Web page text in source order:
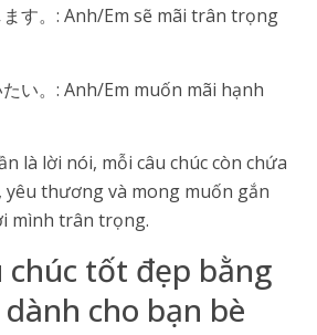
ます。: Anh/Em sẽ mãi trân trọng
い。: Anh/Em muốn mãi hạnh
là lời nói, mỗi câu chúc còn chứa
thương và mong muốn gắn
mình trân trọng.
chúc tốt đẹp bằng
cho bạn bè